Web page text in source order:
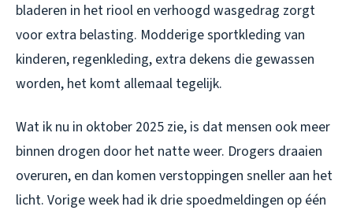
bladeren in het riool en verhoogd wasgedrag zorgt
voor extra belasting. Modderige sportkleding van
kinderen, regenkleding, extra dekens die gewassen
worden, het komt allemaal tegelijk.
Wat ik nu in oktober 2025 zie, is dat mensen ook meer
binnen drogen door het natte weer. Drogers draaien
overuren, en dan komen verstoppingen sneller aan het
licht. Vorige week had ik drie spoedmeldingen op één